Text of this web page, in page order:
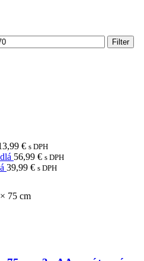
Filter
€ s DPH
56,99 € s DPH
39,99 € s DPH
75 cm